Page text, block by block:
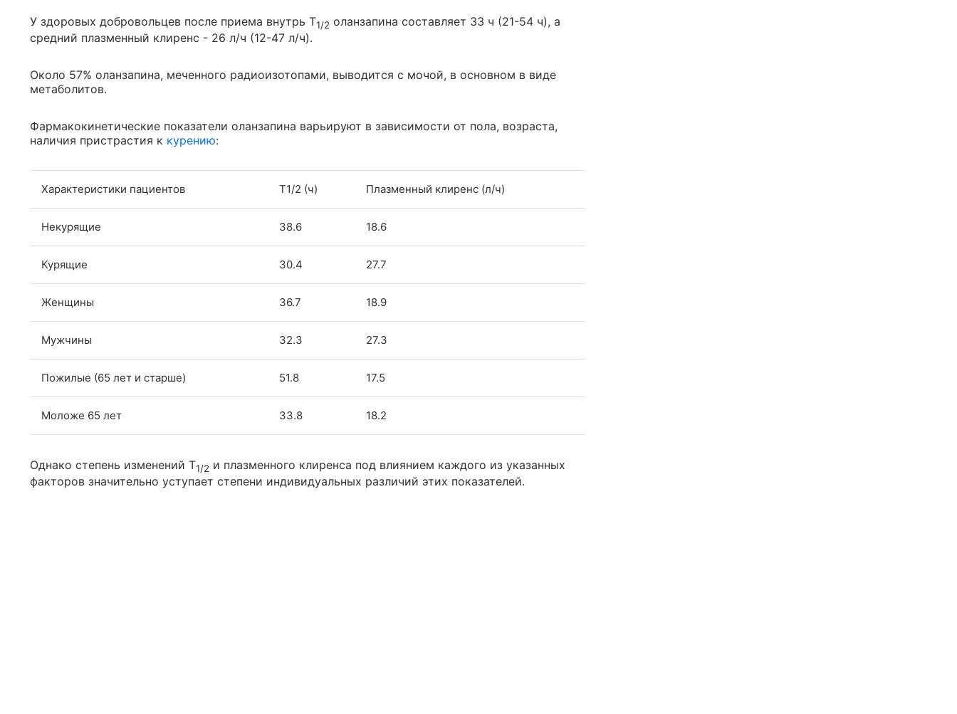
У здоровых добровольцев после приема внутрь T1/2 оланзапина составляет 33 ч (21-54 ч), а
средний плазменный клиренс - 26 л/ч (12-47 л/ч).
Около 57% оланзапина, меченного радиоизотопами, выводится с мочой, в основном в виде
метаболитов.
Фармакокинетические показатели оланзапина варьируют в зависимости от пола, возраста,
наличия пристрастия к курению:
Характеристики пациентов T1/2 (ч) Плазменный клиренс (л/ч)
Некурящие 38.6 18.6
Курящие 30.4 27.7
Женщины 36.7 18.9
Мужчины 32.3 27.3
Пожилые (65 лет и старше) 51.8 17.5
Моложе 65 лет 33.8 18.2
Однако степень изменений T1/2 и плазменного клиренса под влиянием каждого из указанных
факторов значительно уступает степени индивидуальных различий этих показателей.